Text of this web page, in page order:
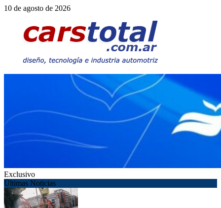
Saltar
contenido
10 de agosto de 2026
Exclusivo
Últimas Noticias